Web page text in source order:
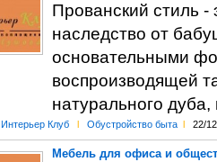
Прованский стиль
наследство от
основательными
воспроизводящей
натурального
Интерьер Клуб l Обустройство быта l 22/
Мебель для офиса и